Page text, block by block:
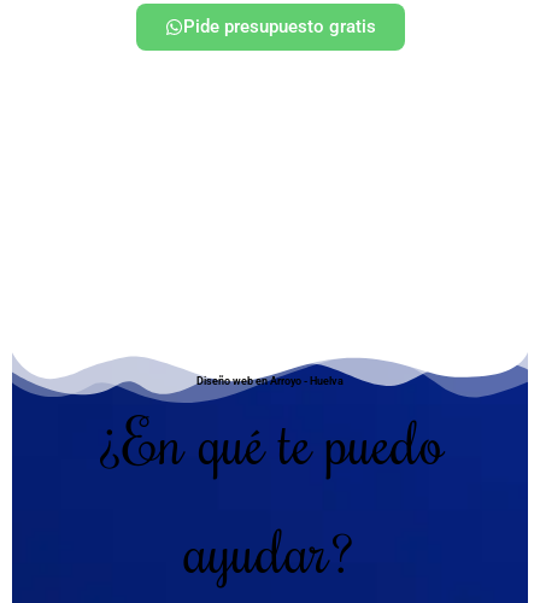
Pide presupuesto gratis
Diseño web en Arroyo - Huelva
¿En qué te puedo
ayudar?